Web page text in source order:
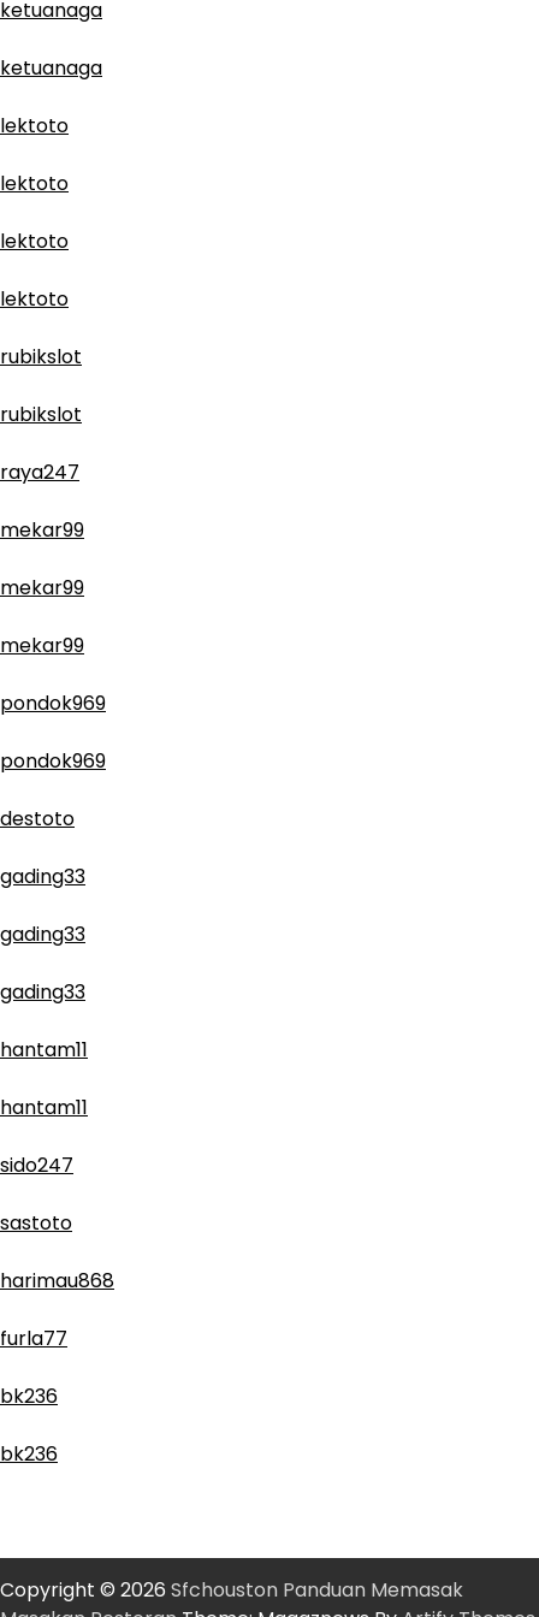
ketuanaga
ketuanaga
lektoto
lektoto
lektoto
lektoto
rubikslot
rubikslot
raya247
mekar99
mekar99
mekar99
pondok969
pondok969
destoto
gading33
gading33
gading33
hantam11
hantam11
sido247
sastoto
harimau868
furla77
bk236
bk236
Copyright © 2026 Sfchouston Panduan Memasak